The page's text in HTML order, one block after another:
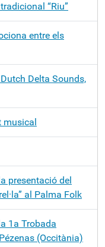
“Riu”
entre els
Delta Sounds,
musical
presentació del
al Palma Folk
1a Trobada
(Occitània)